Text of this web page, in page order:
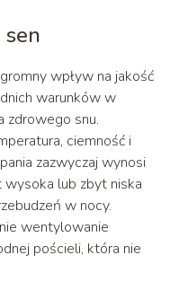
wpływ na jakość
warunków w
zdrowego snu.
ciemność i
zazwyczaj wynosi
lub zbyt niska
w nocy.
wentylowanie
pościeli, która nie